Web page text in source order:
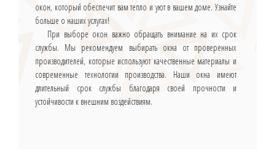
окон, который обеспечит вам тепло и уют в вашем доме. Узнайте
больше о наших услугах!
При выборе окон важно обращать внимание на их срок
службы. Мы рекомендуем выбирать окна от проверенных
производителей, которые используют качественные материалы и
современные технологии производства. Наши окна имеют
длительный срок службы благодаря своей прочности и
устойчивости к внешним воздействиям.